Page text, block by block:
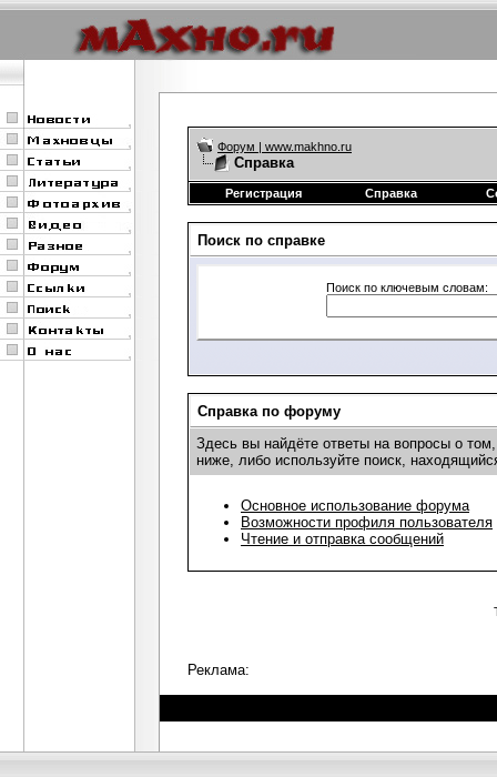
Форум | www.makhno.ru
Справка
Регистрация Справка
Поиск по справке
Поиск по ключевым словам:
Справка по форуму
Здесь вы найдёте ответы на вопросы о
ниже, либо используйте поиск,
Основное использование форума
Возможности профиля пользователя
Чтение и отправка сообщений
Реклама: